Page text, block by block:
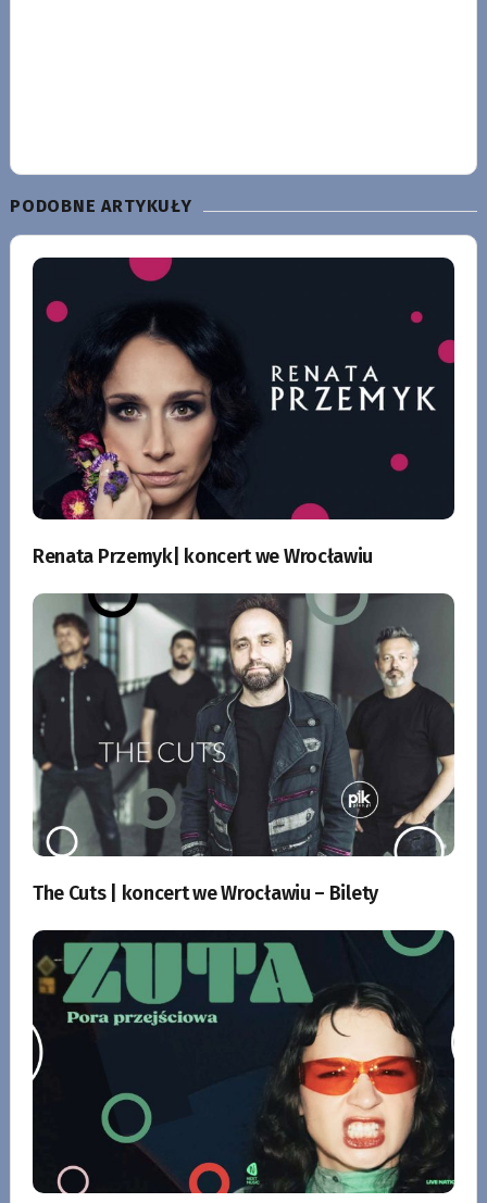
PODOBNE ARTYKUŁY
Renata Przemyk| koncert we Wrocławiu
The Cuts | koncert we Wrocławiu – Bilety